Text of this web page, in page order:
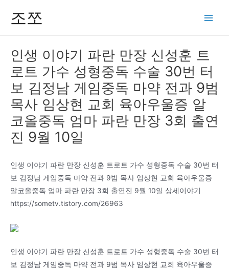
조쪼
인생 이야기 파란 만장 신성훈 트
로트 가수 성형중독 수술 30번 터
보 김정남 게임중독 마약 전과 9범
목사 임상현 교회 육아우울증 알
코올중독 엄마 파란 만장 3회 출연
진 9월 10일
인생 이야기 파란 만장 신성훈 트로트 가수 성형중독 수술 30번 터
보 김정남 게임중독 마약 전과 9범 목사 임상현 교회 육아우울증
알코올중독 엄마 파란 만장 3회 출연진 9월 10일 상세이야기
https://sometv.tistory.com/26963
인생 이야기 파란 만장 신성훈 트로트 가수 성형중독 수술 30번 터
보 김정남 게임중독 마약 전과 9범 목사 임상현 교회 육아우울증